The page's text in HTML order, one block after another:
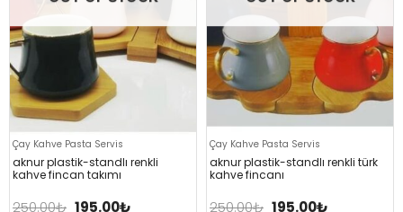
Çay Kahve Pasta Servis
aknur plasti̇k-standli renkli̇
kahve fi̇ncan takimi
250.00₺ 195.00₺
Çay Kahve Pasta Servis
aknur plasti̇k-standli renkli̇ türk
kahve fi̇ncani
250.00₺ 195.00₺